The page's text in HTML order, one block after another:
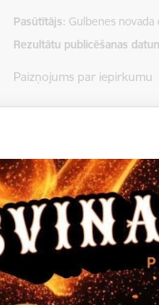
Pasūtītājs Gulbenes novada
Rezultātu publicēšanas
Paizņojums par iepirkumu
Gulbenes novada
piedāvājumus
Piedāvājumu
Lejupielādēt:
Instrukcija_2016_94.doc
Lejupielādēt:
pielik-94.zip
Lejupielādēt:
Buvatlauja.pdf